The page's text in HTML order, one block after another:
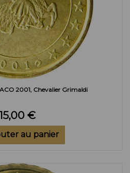
2001, Chevalier Grimaldi
€
au panier